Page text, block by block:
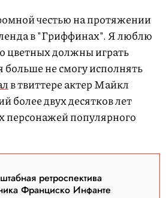
честью на протяжении
в "Гриффинах". Я люблю
цветных должны играть
не смогу исполнять
в твиттере актер Майкл
более двух десятков лет
персонажей популярного
ретроспектива
Франциско Инфанте